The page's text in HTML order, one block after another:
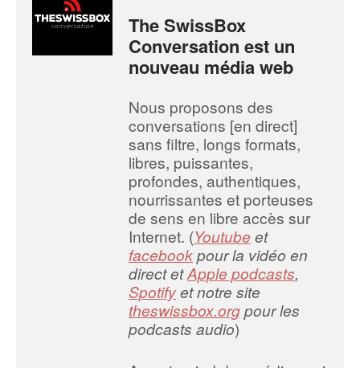
The SwissBox
Conversation est un
nouveau média web
Nous proposons des
conversations [en direct]
sans filtre, longs formats,
libres, puissantes,
profondes, authentiques,
nourrissantes et porteuses
de sens en libre accès sur
Internet. (Youtube et
facebookpour la vidéo en
direct etApple podcasts,
Spotifyet notre site
theswissbox.orgpour les
podcasts audio)